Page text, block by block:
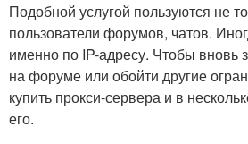
Подобной услугой пользуются не
пользователи форумов, чатов.
именно по IP-адресу. Чтобы вновь
на форуме или обойти другие
купить прокси-сервера и в
его.